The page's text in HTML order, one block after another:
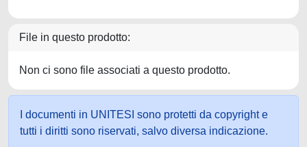
File in questo prodotto:
Non ci sono file associati a questo prodotto.
I documenti in UNITESI sono protetti da copyright e
tutti i diritti sono riservati, salvo diversa indicazione.